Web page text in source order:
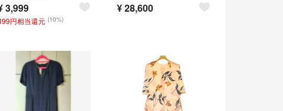
3,999
円相当還元 (10%)
¥28,600